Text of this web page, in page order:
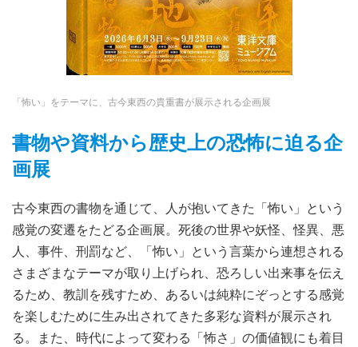
「怖い」をテーマに、古今東西の貴重書が展示される企画展
書物や資料から歴史上の恐怖に迫る企
画展
古今東西の書物を通じて、人が抱いてきた「怖い」という
感覚の変遷をたどる企画展。死後の世界や妖怪、怪異、悪
人、事件、刑罰など、「怖い」という言葉から連想される
さまざまなテーマが取り上げられ、恐ろしい出来事を伝え
るため、教訓を残すため、あるいは純粋にぞっとする感覚
を楽しむために生み出されてきた多彩な資料が展示され
る。また、時代によって変わる「怖さ」の価値観にも着目